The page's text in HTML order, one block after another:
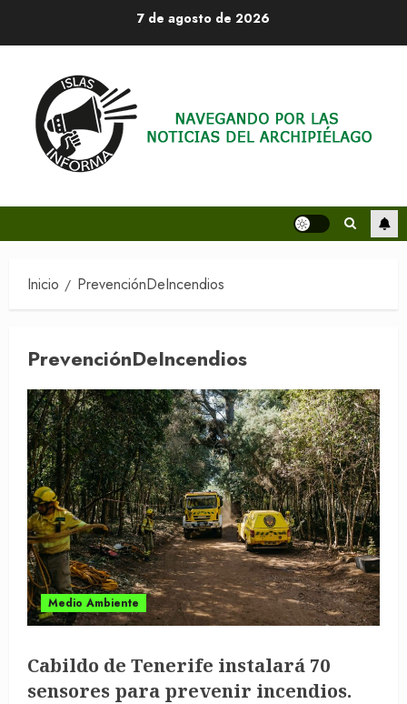
7 de agosto de 2026
Inicio PrevenciónDeIncendios
PrevenciónDeIncendios
Medio Ambiente
Cabildo de Tenerife instalará 70
sensores para prevenir incendios.